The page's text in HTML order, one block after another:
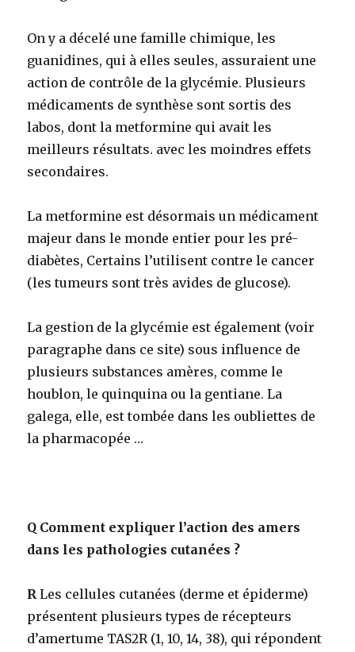
On y a décelé une famille chimique, les
guanidines, qui à elles seules, assuraient une
action de contrôle de la glycémie. Plusieurs
médicaments de synthèse sont sortis des
labos, dont la metformine qui avait les
meilleurs résultats. avec les moindres effets
secondaires.
La metformine est désormais un médicament
majeur dans le monde entier pour les pré-
diabètes, Certains l’utilisent contre le cancer
(les tumeurs sont très avides de glucose).
La gestion de la glycémie est également (voir
paragraphe dans ce site) sous influence de
plusieurs substances amères, comme le
houblon, le quinquina ou la gentiane. La
galega, elle, est tombée dans les oubliettes de
la pharmacopée …
Q Comment expliquer l’action des amers
dans les pathologies cutanées ?
RLes cellules cutanées (derme et épiderme)
présentent plusieurs types de récepteurs
d’amertume TAS2R (1, 10, 14, 38), qui répondent